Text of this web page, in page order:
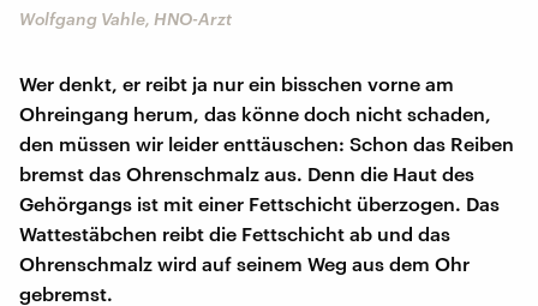
Wolfgang Vahle, HNO-Arzt
Wer denkt, er reibt ja nur ein bisschen vorne am
Ohreingang herum, das könne doch nicht schaden,
den müssen wir leider enttäuschen: Schon das Reiben
bremst das Ohrenschmalz aus. Denn die Haut des
Gehörgangs ist mit einer Fettschicht überzogen. Das
Wattestäbchen reibt die Fettschicht ab und das
Ohrenschmalz wird auf seinem Weg aus dem Ohr
gebremst.